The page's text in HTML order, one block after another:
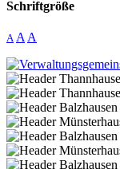
Schriftgröße
A A A